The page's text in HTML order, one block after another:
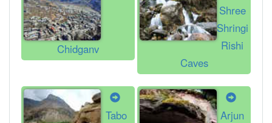
Chidganv
Shree
Shringi
Rishi
Caves
Tabo
Arjun